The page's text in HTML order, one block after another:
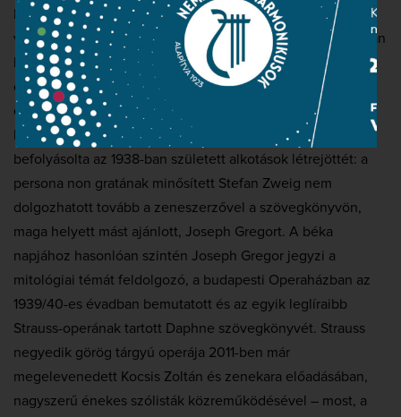
Filharmonikus Zenekar és Kocsis Zoltán nagyszabású
vállalkozásában, amelynek keretében Richard Strauss ritkán
hallható színpadi műveit élvezhette a közönség. Ezúttal
olyan operák hangoztak el, amelyeket a zeneszerző
egymás után komponált, és tervei szerint egya
zon műsor
keretében is adták volna elő őket. A politikai környezet is
befolyásolta az 1938-ban született alkotások létrejöttét: a
persona non gratának minősített Stefan Zweig nem
dolgozhatott tovább a zeneszerzővel a szövegkönyvön,
maga helyett mást ajánlott, Joseph Gregort. A béka
napjához hasonlóan szintén Joseph Gregor jegyzi a
mitológiai témát feldolgozó, a budapesti Operaházban az
1939/40-es évadban bemutatott és az egyik leglíraibb
Strauss-operának tartott Daphne szövegkönyvét. Strauss
negyedik görög tárgyú operája 2011-ben már
megelevenedett Kocsis Zoltán és zenekara előadásában,
nagyszerű énekes szólisták közreműködésével – most, a